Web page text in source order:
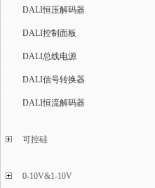
DALI恒压解码器
DALI控制面板
DALI总线电源
DALI信号转换器
DALI恒流解码器
可控硅
0-10V&1-10V